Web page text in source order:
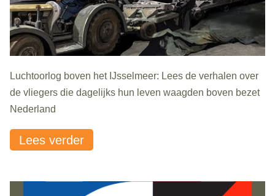
Luchtoorlog boven het IJsselmeer: Lees de verhalen over
de vliegers die dagelijks hun leven waagden boven bezet
Nederland
Lees verder